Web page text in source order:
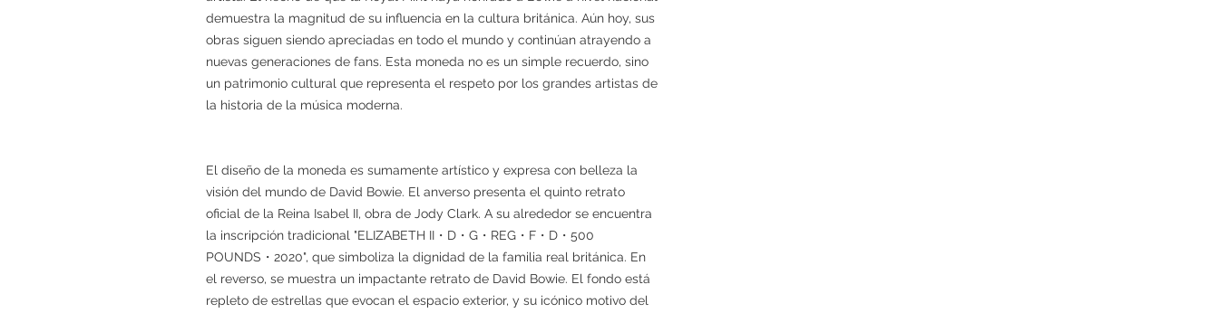
demuestra la magnitud de su influencia en la cultura británica. Aún hoy, sus
obras siguen siendo apreciadas en todo el mundo y continúan atrayendo a
nuevas generaciones de fans. Esta moneda no es un simple recuerdo, sino
un patrimonio cultural que representa el respeto por los grandes artistas de
la historia de la música moderna.
El diseño de la moneda es sumamente artístico y expresa con belleza la
visión del mundo de David Bowie. El anverso presenta el quinto retrato
oficial de la Reina Isabel II, obra de Jody Clark. A su alrededor se encuentra
la inscripción tradicional "ELIZABETH II・D・G・REG・F・D・500
POUNDS・2020", que simboliza la dignidad de la familia real británica. En
el reverso, se muestra un impactante retrato de David Bowie. El fondo está
repleto de estrellas que evocan el espacio exterior, y su icónico motivo del